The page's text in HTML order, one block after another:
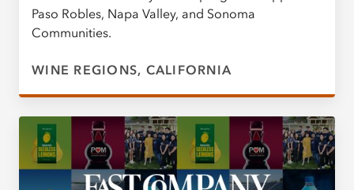
Paso Robles, Napa Valley, and Sonoma
Communities.
WINE REGIONS, CALIFORNIA